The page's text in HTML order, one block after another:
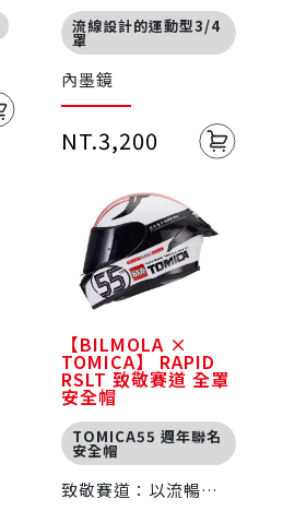
流線設計的運動型3/4
罩
內墨鏡
NT.3,200
【BILMOLA ×
TOMICA】 RAPID
RSLT 致敬賽道 全罩
安全帽
TOMICA55 週年聯名
安全帽
致敬賽道：以流暢線